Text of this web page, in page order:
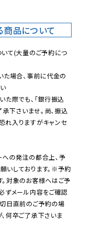
品について
て(大量のご予約につ
場合、事前に代金の
た際でも、「銀行振込
下さいませ。尚、振込
れ入りますがキャンセ
の発注の都合上、予
いしております。※予約
対象のお客様へはご予
ずメール内容をご確認
日直前のご予約の場
何卒ご了承下さいま